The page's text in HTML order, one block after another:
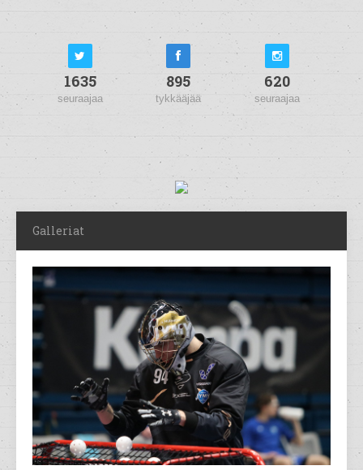
1635
seuraajaa
895
tykkääjää
620
seuraajaa
Galleriat